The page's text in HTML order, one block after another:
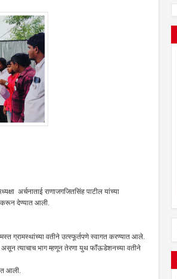
अर्चनाताई राणाजगजितसिंह पाटील यांच्या
करून देण्यात आली.
ग्रामस्थांच्या वतीने उत्स्फूर्तपणे स्वागत करण्यात आले.
असून त्याचाच भाग म्हणून तेरणा युथ फाॅंऊडेशनच्या वतीने
आली.